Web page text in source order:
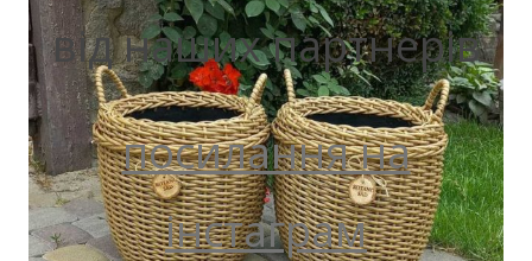
від наших партнерів
посилання на
інстаграм